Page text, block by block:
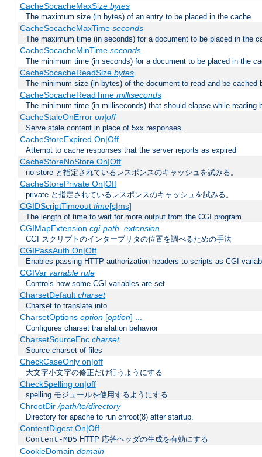
CacheSocacheMaxSize bytes
The maximum size (in bytes) of an entry to be placed in the cache
CacheSocacheMaxTime seconds
The maximum time (in seconds) for a document to be placed in the
CacheSocacheMinTime seconds
The minimum time (in seconds) for a document to be placed in the
CacheSocacheReadSize bytes
The minimum size (in bytes) of the document to read and be cached
CacheSocacheReadTime milliseconds
The minimum time (in milliseconds) that should elapse while reading
CacheStaleOnError on|off
Serve stale content in place of 5xx responses.
CacheStoreExpired On|Off
Attempt to cache responses that the server reports as expired
CacheStoreNoStore On|Off
no-store と指定されているレスポンスのキャッシュを試みる。
CacheStorePrivate On|Off
private と指定されているレスポンスのキャッシュを試みる。
CGIDScriptTimeout time[s|ms]
The length of time to wait for more output from the CGI program
CGIMapExtension cgi-path .extension
CGI スクリプトのインタープリタの位置を調べるための手法
CGIPassAuth On|Off
Enables passing HTTP authorization headers to scripts as CGI
CGIVar variable rule
Controls how some CGI variables are set
CharsetDefault charset
Charset to translate into
CharsetOptions option[option] ...
Configures charset translation behavior
CharsetSourceEnc charset
Source charset of files
CheckCaseOnly on|off
大文字小文字の修正だけ行うようにする
CheckSpelling on|off
spelling モジュールを使用するようにする
ChrootDir/path/to/directory
Directory for apache to run chroot(8) after startup.
ContentDigest On|Off
Content-MD5 HTTP 応答ヘッダの生成を有効にする
CookieDomain domain